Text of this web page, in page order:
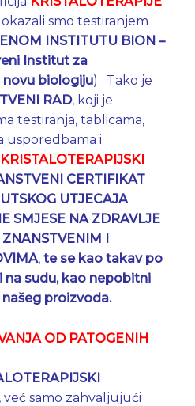
smo testiranjem
INSTITUTU BION –
Institut za
biologiju). Tako je
RAD, koji je
testiranja, tablicama,
usporedbama i
KRISTALOTERAPIJSKI
CERTIFIKAT
UTJECAJA
SMJESE NA ZDRAVLJE
ZNANSTVENIM I
, te se kao takav po
sudu, kao nepobitni
proizvoda.
OD PATOGENIH
već samo zahvaljujući